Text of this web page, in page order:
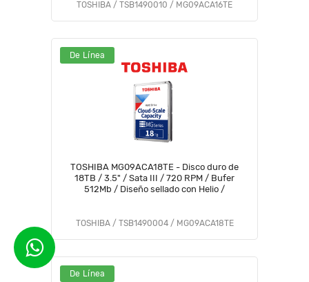
TOSHIBA / TSB1490010 / MG09ACA16TE
De Línea
TOSHIBA MG09ACA18TE - Disco duro de
18TB / 3.5" / Sata III / 720 RPM / Bufer
512Mb / Diseño sellado con Helio /
TOSHIBA / TSB1490004 / MG09ACA18TE
De Línea